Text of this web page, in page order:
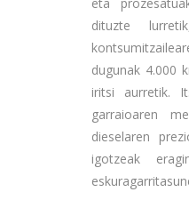
dituzte
dugunak 4.000
iritsi aurretik.
garraioaren
dieselaren
igotzeak